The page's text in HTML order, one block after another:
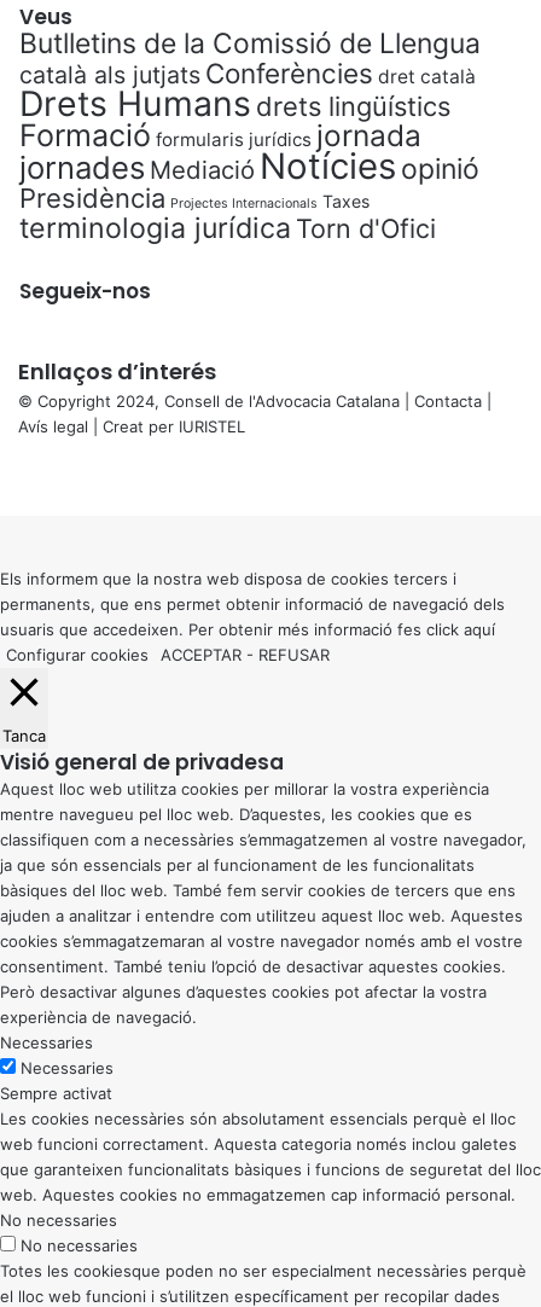
Veus
Butlletins de la Comissió de Llengua
català als jutjats Conferències dret català
Drets Humans drets lingüístics
Formació formularis jurídics jornada
jornades Mediació Notícies opinió
Presidència Projectes Internacionals Taxes
terminologia jurídica Torn d'Ofici
Segueix-nos
Enllaços d’interés
© Copyright 2024, Consell de l'Advocacia Catalana | Contacta
Avís legal | Creat per IURISTEL
button
Els informem que la nostra web disposa de cookies tercers i
permanents, que ens permet obtenir informació de navegació dels
usuaris que accedeixen. Per obtenir més informació fes click aquí
Configurar cookies
ACCEPTAR - REFUSAR
Tanca
Visió general de privadesa
Aquest lloc web utilitza cookies per millorar la vostra experiència
mentre navegueu pel lloc web. D’aquestes, les cookies que es
classifiquen com a necessàries s’emmagatzemen al vostre navegador,
ja que són essencials per al funcionament de les funcionalitats
bàsiques del lloc web. També fem servir cookies de tercers que ens
ajuden a analitzar i entendre com utilitzeu aquest lloc web. Aquestes
cookies s’emmagatzemaran al vostre navegador només amb el vostre
consentiment. També teniu l’opció de desactivar aquestes cookies.
Però desactivar algunes d’aquestes cookies pot afectar la vostra
experiència de navegació.
Necessaries
Necessaries
Sempre activat
Les cookies necessàries són absolutament essencials perquè el lloc
web funcioni correctament. Aquesta categoria només inclou galetes
que garanteixen funcionalitats bàsiques i funcions de seguretat del lloc
web. Aquestes cookies no emmagatzemen cap informació personal.
No necessaries
No necessaries
Totes les cookiesque poden no ser especialment necessàries perquè
el lloc web funcioni i s’utilitzen específicament per recopilar dades